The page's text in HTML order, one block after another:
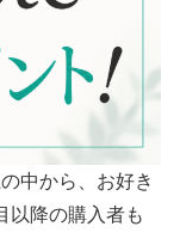
中から、お好き
以降の購入者も